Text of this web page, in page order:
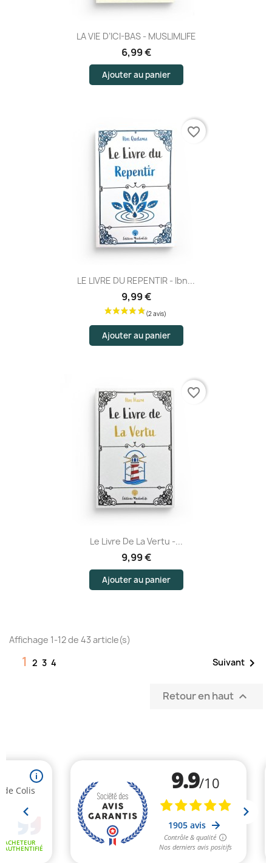
LA VIE D’ICI-BAS - MUSLIMLIFE
6,99 €
Ajouter au panier
LE LIVRE DU REPENTIR - Ibn...
9,99 €
Ajouter au panier
favorite_border
Le Livre De La Vertu -...
9,99 €
Ajouter au panier
favorite_border
Affichage 1-12 de 43 article(s)
1 2 3 4 Suivant 
Retour en haut 